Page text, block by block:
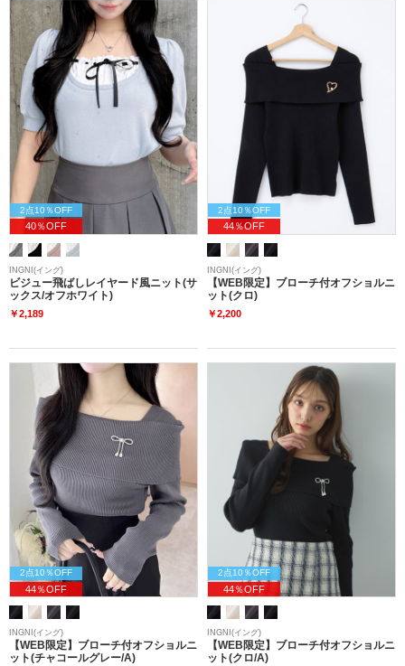
2点10％OFF
40％OFF
INGNI(イング)
ビジュー飛ばしレイヤード風ニット(サ
ックス/オフホワイト)
￥2,189
2点10％OFF
44％OFF
INGNI(イング)
【WEB限定】ブローチ付オフショルニ
ット(クロ)
￥2,200
2点10％OFF
44％OFF
INGNI(イング)
【WEB限定】ブローチ付オフショルニ
ット(チャコールグレー/A)
2点10％OFF
44％OFF
INGNI(イング)
【WEB限定】ブローチ付オフショルニ
ット(クロ/A)